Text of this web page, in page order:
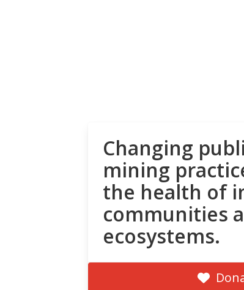
Changing
mining
the health of
communities
ecosystems.